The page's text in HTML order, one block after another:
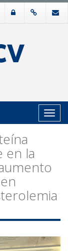
en la